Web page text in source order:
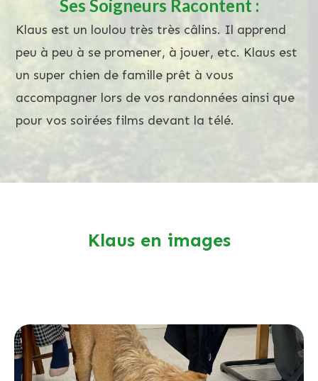
Ses Soigneurs Racontent :
Klaus est un loulou très très câlins. Il apprend
peu à peu à se promener, à jouer, etc. Klaus est
un super chien de famille prêt à vous
accompagner lors de vos randonnées ainsi que
pour vos soirées films devant la télé.
Klaus en images